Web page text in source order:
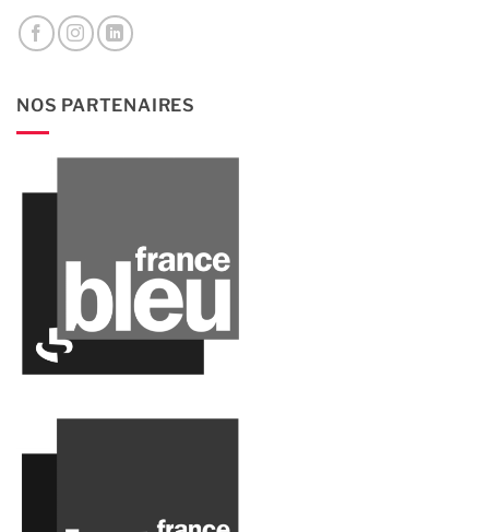
NOS PARTENAIRES